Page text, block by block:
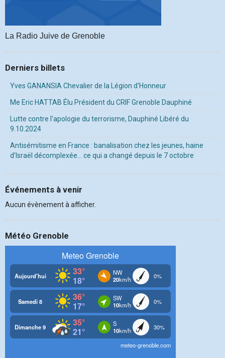
La Radio Juive de Grenoble
Derniers billets
Yves GANANSIA Chevalier de la Légion d'Honneur
Me Eric HATTAB Élu Président du CRIF Grenoble Dauphiné
Lutte contre l'apologie du terrorisme, Dauphiné Libéré du
9.10.2024
Antisémitisme en France : banalisation chez les jeunes, haine
d’Israël décomplexée… ce qui a changé depuis le 7 octobre
Événements à venir
Aucun évènement à afficher.
Météo Grenoble